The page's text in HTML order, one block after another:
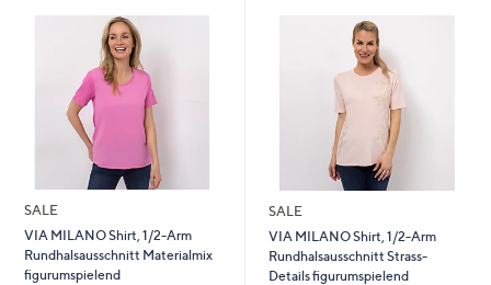
SALE
VIA MILANO Shirt, 1/2-Arm
Rundhalsausschnitt Materialmix
figurumspielend
SALE
VIA MILANO Shirt, 1/2-Arm
Rundhalsausschnitt Strass-
Details figurumspielend